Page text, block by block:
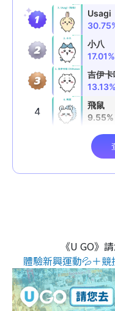
《U GO》
體驗新興運動💦＋